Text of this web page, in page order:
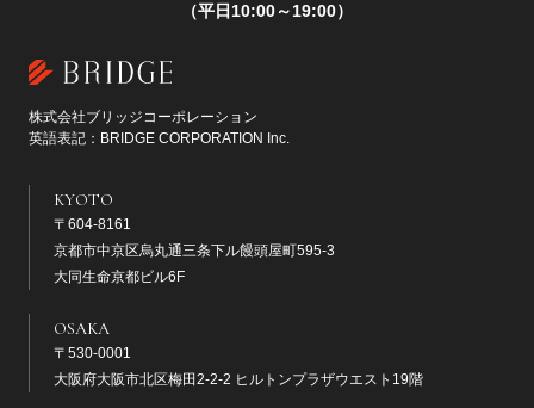
（平日10:00～19:00）
株式会社ブリッジコーポレーション
英語表記：BRIDGE CORPORATION Inc.
KYOTO
〒604-8161
京都市中京区烏丸通三条下ル饅頭屋町595-3
大同生命京都ビル6F
OSAKA
〒530-0001
大阪府大阪市北区梅田2-2-2 ヒルトンプラザウエスト19階